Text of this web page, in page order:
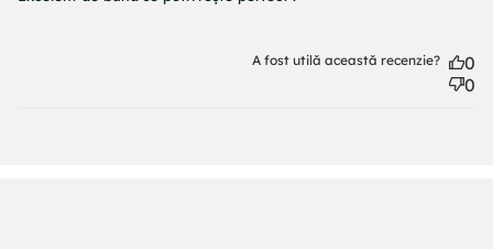
A fost utilă această recenzie?
0
0